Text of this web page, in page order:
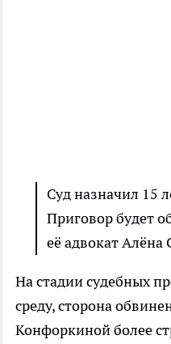
Суд назначил 15
Приговор будет
её адвокат Алёна
На стадии судебных
среду, сторона
Конфоркиной более